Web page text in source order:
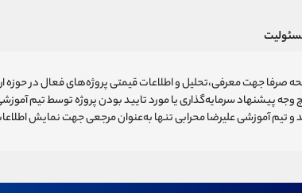
صرفا جهت معرفی،تحلیل و اطلاعات قیمتی پروژه‌های فعال در حوزه
وجه پیشنهاد سرمایه‌گذاری یا مورد تایید بودن پروژه توسط تیم
و تیم آموزشی علیرضا محرابی تنها به‌عنوان مرجعی جهت نمایش